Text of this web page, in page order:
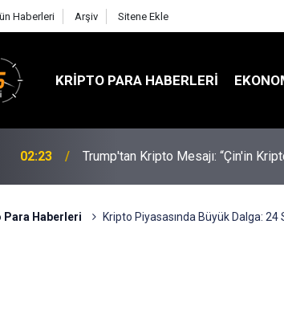
Haberleri Arşiv Sitene Ekle
KRIPTO PARA HABERLERI
02:23 Trump'tan Kripto Mesajı: “Çin'in
Para Haberleri Kripto Piyasasında Büyük Dalga: